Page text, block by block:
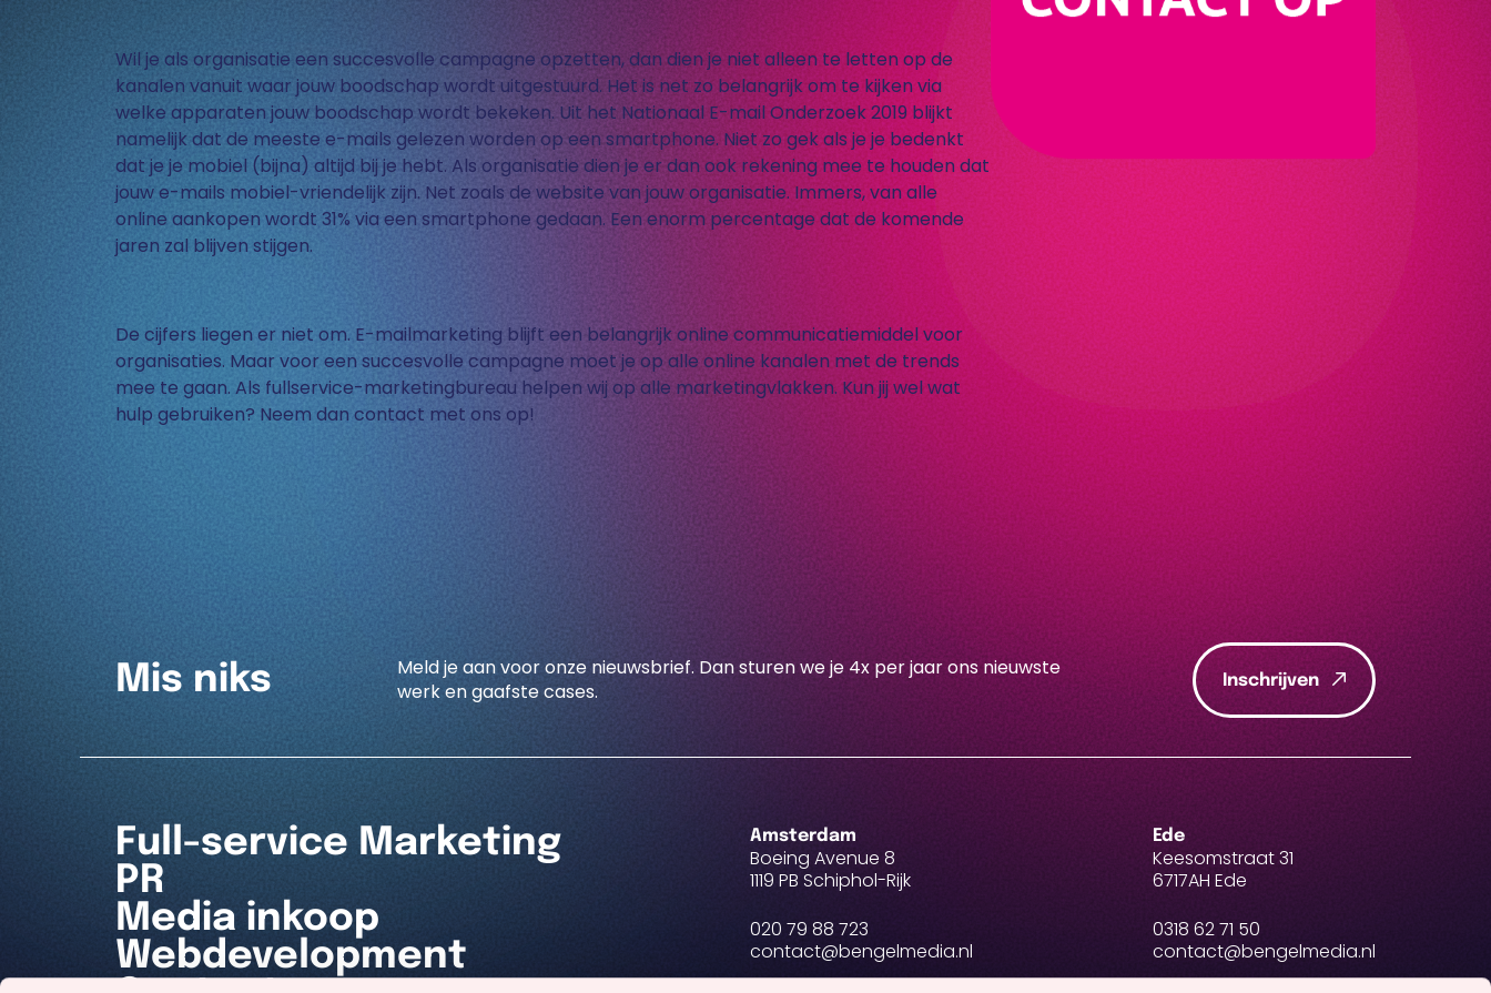
Wil je als organisatie een succesvolle campagne opzetten, dan dien je niet alleen te letten op de
kanalen vanuit waar jouw boodschap wordt uitgestuurd. Het is net zo belangrijk om te kijken via
welke apparaten jouw boodschap wordt bekeken. Uit het Nationaal E-mail Onderzoek 2019 blijkt
namelijk dat de meeste e-mails gelezen worden op een smartphone. Niet zo gek als je je bedenkt
dat je je mobiel (bijna) altijd bij je hebt. Als organisatie dien je er dan ook rekening mee te houden dat
jouw e-mails mobiel-vriendelijk zijn. Net zoals de website van jouw organisatie. Immers, van alle
online aankopen wordt 31% via een smartphone gedaan. Een enorm percentage dat de komende
jaren zal blijven stijgen.
De cijfers liegen er niet om. E-mailmarketing blijft een belangrijk online communicatiemiddel voor
organisaties. Maar voor een succesvolle campagne moet je op alle online kanalen met de trends
mee te gaan. Als fullservice-marketingbureau helpen wij op alle marketingvlakken. Kun jij wel wat
hulp gebruiken? Neem dan contact met ons op!
Mis niks
Meld je aan voor onze nieuwsbrief. Dan sturen we je 4x per jaar ons nieuwste
werk en gaafste cases.
Inschrijven
Full-service Marketing
PR
Media inkoop
Webdevelopment
Amsterdam
Boeing Avenue 8
1119 PB Schiphol-Rijk
020 79 88 723
contact@bengelmedia.nl
Ede
Keesomstraat 31
6717AH Ede
0318 62 71 50
contact@bengelmedia.nl